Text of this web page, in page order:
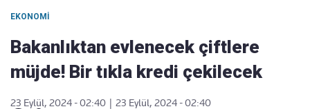
EKONOMI
Bakanlıktan evlenecek çiftlere
müjde! Bir tıkla kredi çekilecek
23 Eylül, 2024 - 02:40
23 Eylül, 2024 - 02:40